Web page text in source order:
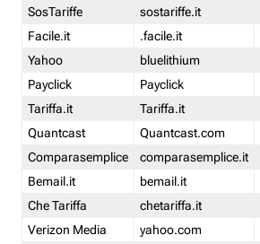
SosTariffe
sostariffe.it
Facile.it
.facile.it
Yahoo
bluelithium
Payclick
Payclick
Tariffa.it
Tariffa.it
Quantcast
Quantcast.com
Comparasemplice
comparasemplice.it
Bemail.it
bemail.it
Che Tariffa
chetariffa.it
Verizon Media
yahoo.com